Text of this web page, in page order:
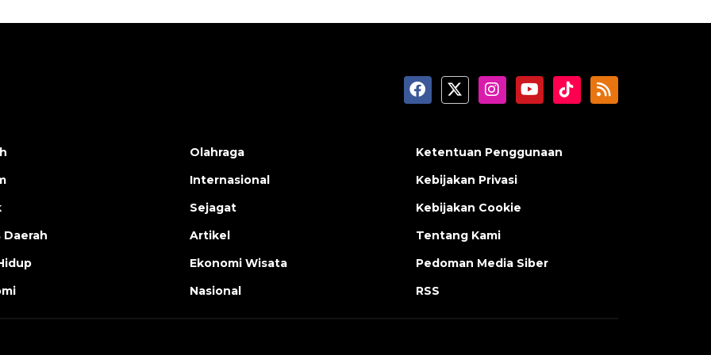
Olahraga
Internasional
Sejagat
Artikel
Ekonomi Wisata
Nasional
Ketentuan Penggunaan
Kebijakan Privasi
Kebijakan Cookie
Tentang Kami
Pedoman Media Siber
RSS